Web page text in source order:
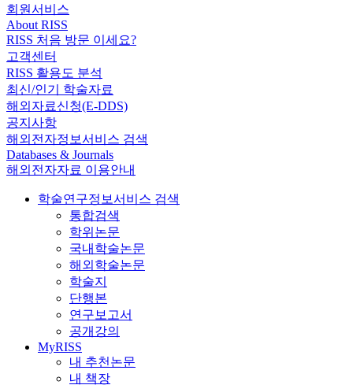
회원서비스
About RISS
RISS 처음 방문 이세요?
고객센터
RISS 활용도 분석
최신/인기 학술자료
해외자료신청(E-DDS)
공지사항
해외전자정보서비스 검색
Databases & Journals
해외전자자료 이용안내
학술연구정보서비스 검색
통합검색
학위논문
국내학술논문
해외학술논문
학술지
단행본
연구보고서
공개강의
MyRISS
내 추천논문
내 책장